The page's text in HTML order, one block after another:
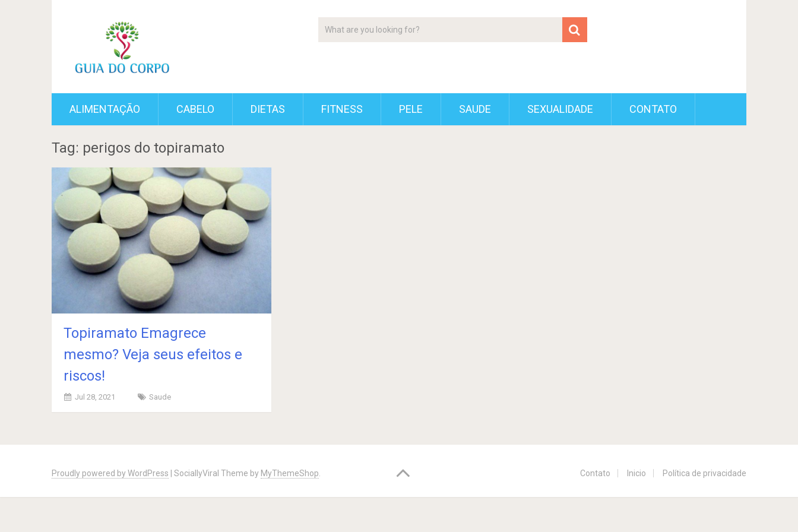
ALIMENTAÇÃO CABELO DIETAS FITNESS PELE SAUDE SEXUALIDADE CONTATO
Tag: perigos do topiramato
Topiramato Emagrece
mesmo? Veja seus efeitos e
riscos!
Jul 28, 2021 Saude
navigation
Proudly powered by WordPress SociallyViral Theme by MyThemeShop. Contato Inicio Política de privacidade